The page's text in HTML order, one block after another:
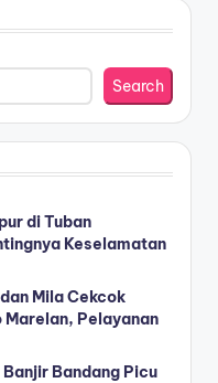
Search
di Tuban
Keselamatan
Mila Cekcok
Marelan, Pelayanan
Bandang Picu